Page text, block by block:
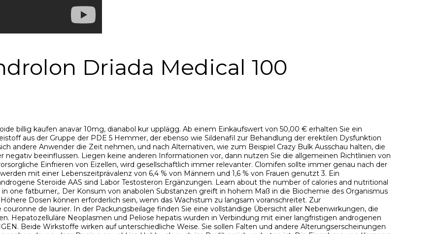
Driada Medical 100
billig kaufen anavar 10mg, dianabol kur upplägg. Ab einem Einkaufswert von 50,00 € erhalten Sie ein
aus der Gruppe der PDE 5 Hemmer, der ebenso wie Sildenafil zur Behandlung der erektilen Dysfunktion
andere Anwender die Zeit nehmen, und nach Alternativen, wie zum Beispiel Crazy Bulk Ausschau halten, die
beeinflussen. Liegen keine anderen Informationen vor, dann nutzen Sie die allgemeinen Richtlinien von
Ein­frieren von Ei­zellen, wird ge­sell­schaft­lich immer re­le­vanter. Clo­mifen sollte immer genau nach der
mit einer Lebenszeitprävalenz von 6,4 % von Männern und 1,6 % von Frauen genutzt 3. Ein
Steroide AAS sind Labor Testosteron Ergänzungen. Learn about the number of calories and nutritional
one fatburner,. Der Konsum von anabolen Substanzen greift in hohem Maß in die Biochemie des Organismus
Dosen können erforderlich sein, wenn das Wachstum zu langsam voranschreitet. Zur
de laurier. In der Packungsbeilage finden Sie eine vollständige Übersicht aller Nebenwirkungen, die
Hepatozelluläre Neoplasmen und Peliose hepatis wurden in Verbindung mit einer langfristigen androgenen
Beide Wirkstoffe wirken auf unterschiedliche Weise. Sie sollen Falten und andere Alterungserscheinungen